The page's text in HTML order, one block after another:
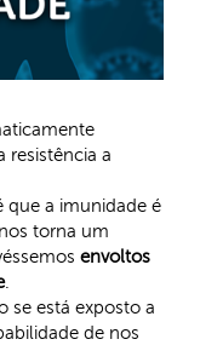
resistência a
que a imunidade é
torna um
envoltos
.
se está exposto a
de nos